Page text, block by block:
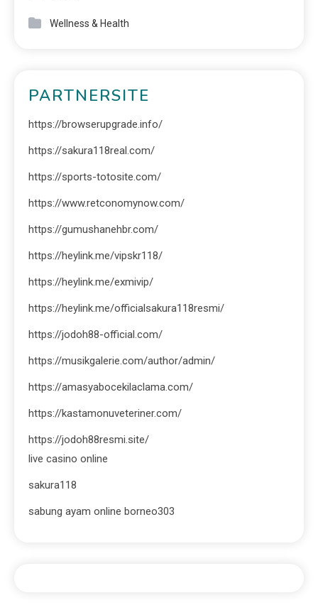
Wellness & Health
PARTNERSITE
https://browserupgrade.info/
https://sakura118real.com/
https://sports-totosite.com/
https://www.retconomynow.com/
https://gumushanehbr.com/
https://heylink.me/vipskr118/
https://heylink.me/exmivip/
https://heylink.me/officialsakura118resmi/
https://jodoh88-official.com/
https://musikgalerie.com/author/admin/
https://amasyabocekilaclama.com/
https://kastamonuveteriner.com/
https://jodoh88resmi.site/
live casino online
sakura118
sabung ayam online borneo303